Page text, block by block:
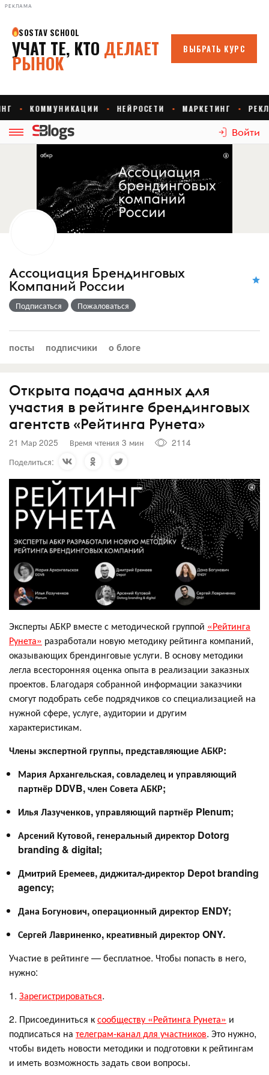
РЕКЛАМА
Войти
Ассоциация Брендинговых
Компаний России
Подписаться Пожаловаться
посты подписчики о блоге
Открыта подача данных для
участия в рейтинге брендинговых
агентств «Рейтинга Рунета»
21 Мар 2025 Время чтения 3 мин
2114
Поделиться:
Эксперты АБКР вместе с методической группой «Рейтинга
Рунета» разработали новую методику рейтинга компаний,
оказывающих брендинговые услуги. В основу методики
легла всесторонняя оценка опыта в реализации заказных
проектов. Благодаря собранной информации заказчики
смогут подобрать себе подрядчиков со специализацией на
нужной сфере, услуге, аудитории и другим
характеристикам.
Члены экспертной группы, представляющие АБКР:
Мария Архангельская, совладелец и управляющий
партнёр DDVB, член Совета АБКР;
Илья Лазученков, управляющий партнёр Plenum;
Арсений Кутовой, генеральный директор Dotorg
branding & digital;
Дмитрий Еремеев, диджитал-директор Depot branding
agency;
Дана Богунович, операционный директор ENDY;
Сергей Лавриненко, креативный директор ONY.
Участие в рейтинге — бесплатное. Чтобы попасть в него,
нужно:
1. Зарегистрироваться.
2. Присоединиться ксообществу «Рейтинга Рунета» и
подписаться на телеграм-канал для участников. Это нужно,
чтобы видеть новости методики и подготовки к рейтингам
и иметь возможность задать свои вопросы.